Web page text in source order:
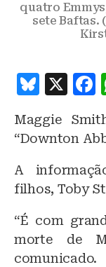
quatro
sete Baftas.
B
e
s
k
y
X
e
Maggie
“Downton
A
filhos, Toby
“É com
morte de
comunicado.